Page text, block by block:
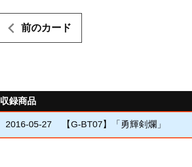
前のカード
収録商品
2016-05-27 【G-BT07】「勇輝剣爛」